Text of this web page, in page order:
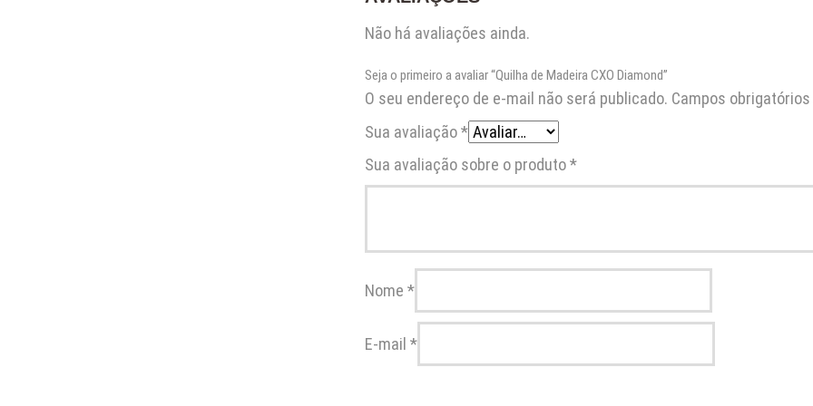
Não há avaliações ainda.
Seja o primeiro a avaliar “Quilha de Madeira CXO Diamond”
O seu endereço de e-mail não será publicado. Campos
Sua avaliação*
Sua avaliação sobre o produto*
Nome *
E-mail *